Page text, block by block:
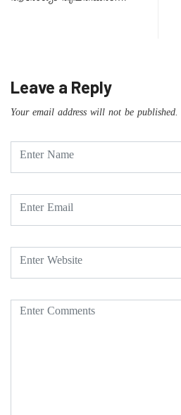
Leave a Reply
Your email address will not be published.